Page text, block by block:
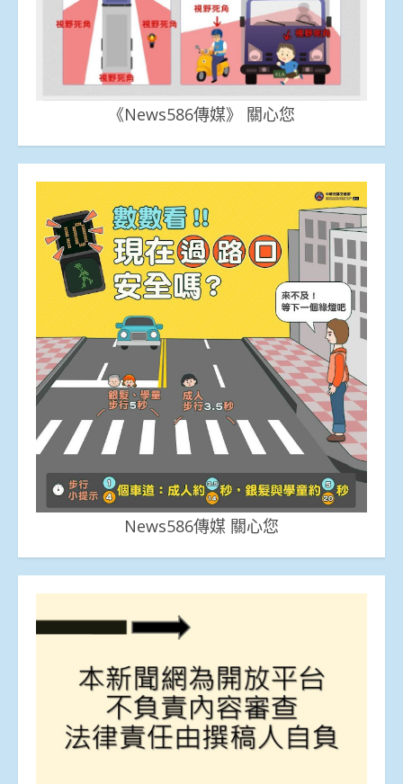
《News586傳媒》 關心您
News586傳媒 關心您